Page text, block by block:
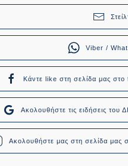
Viber /
Κάντε like στη σελίδα μας στο
Ακολουθήστε τις ειδήσεις
Ακολουθήστε μας στη σελίδα μας